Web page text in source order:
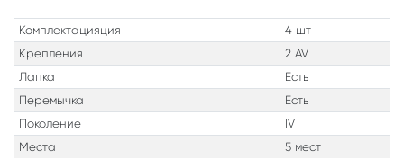
Комплектацияция
4 шт
Крепления
2 AV
Лапка
Есть
Перемычка
Есть
Поколение
IV
Места
5 мест